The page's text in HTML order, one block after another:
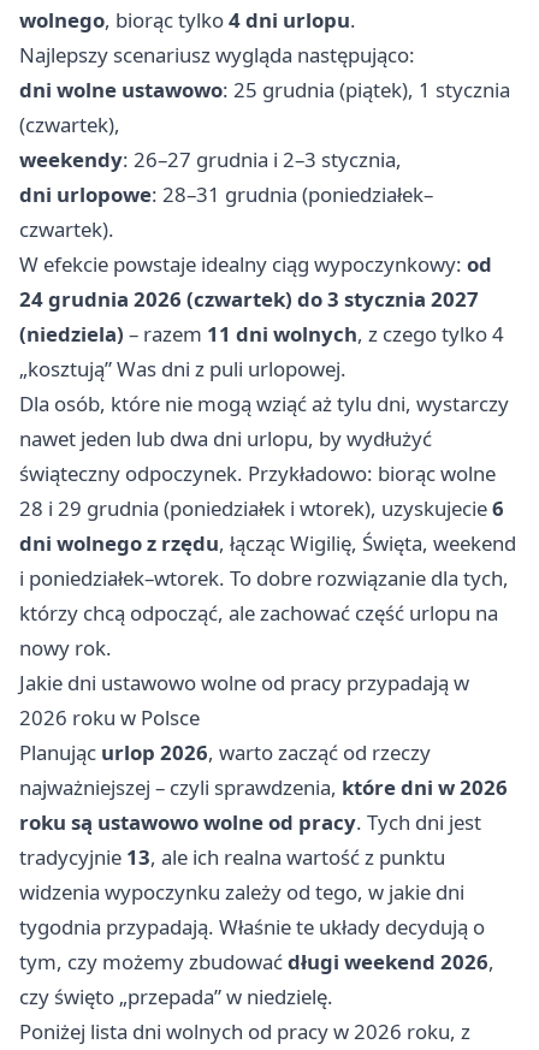
wolnego, biorąc tylko4 dni urlopu.
Najlepszy scenariusz wygląda następująco:
dni wolne ustawowo: 25 grudnia (piątek), 1 stycznia
(czwartek),
weekendy: 26–27 grudnia i 2–3 stycznia,
dni urlopowe: 28–31 grudnia (poniedziałek–
czwartek).
W efekcie powstaje idealny ciąg wypoczynkowy: od
24 grudnia 2026 (czwartek) do 3 stycznia 2027
(niedziela) – razem 11 dni wolnych, z czego tylko 4
„kosztują” Was dni z puli urlopowej.
Dla osób, które nie mogą wziąć aż tylu dni, wystarczy
nawet jeden lub dwa dni urlopu, by wydłużyć
świąteczny odpoczynek. Przykładowo: biorąc wolne
28 i 29 grudnia (poniedziałek i wtorek), uzyskujecie6
dni wolnego z rzędu, łącząc Wigilię, Święta, weekend
i poniedziałek–wtorek. To dobre rozwiązanie dla tych,
którzy chcą odpocząć, ale zachować część urlopu na
nowy rok.
Jakie dni ustawowo wolne od pracy przypadają w
2026 roku w Polsce
Planując urlop 2026, warto zacząć od rzeczy
najważniejszej – czyli sprawdzenia, które dni w 2026
roku są ustawowo wolne od pracy. Tych dni jest
tradycyjnie 13, ale ich realna wartość z punktu
widzenia wypoczynku zależy od tego, w jakie dni
tygodnia przypadają. Właśnie te układy decydują o
tym, czy możemy zbudowaćdługi weekend 2026,
czy święto „przepada” w niedzielę.
Poniżej lista dni wolnych od pracy w 2026 roku, z